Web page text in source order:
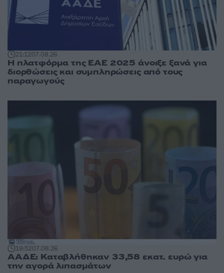
21:1207.08.26
Η πλατφόρμα της ΕΑΕ 2025 άνοιξε ξανά για
διορθώσεις και συμπληρώσεις από τους
παραγωγούς
19:5207.08.26
ΑΑΔΕ: Καταβλήθηκαν 33,58 εκατ. ευρώ για
την αγορά λιπασμάτων